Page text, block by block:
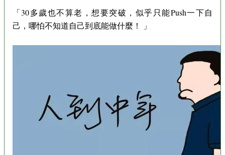
「30多歲也不算老，想要突破，似乎只能Push一下自
己，哪怕不知道自己到底能做什麼！ 」